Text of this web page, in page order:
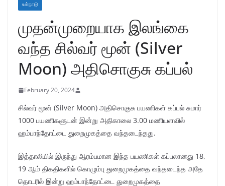
உள்நாடு
முதன்முறையாக இலங்கை
வந்த சில்வர் மூன் (Silver
Moon) அதிசொகுசு கப்பல்
February 20, 2024
சில்வர் மூன் (Silver Moon) அதிசொகுசு பயணிகள் கப்பல் சுமார்
1000 பயணிகளுடன் இன்று அதிகாலை 3.00 மணியளவில்
ஹம்பாந்தோட்டை துறைமுகத்தை வந்தடைந்தது.
இத்தாலியில் இருந்து ஆரம்பமான இந்த பயணிகள் கப்பலானது 18,
19 ஆம் திகதிகளில் கொழும்பு துறைமுகத்தை வந்தடைந்த அதே
தொடரில் இன்று ஹம்பாந்தோட்டை துறைமுகத்தை